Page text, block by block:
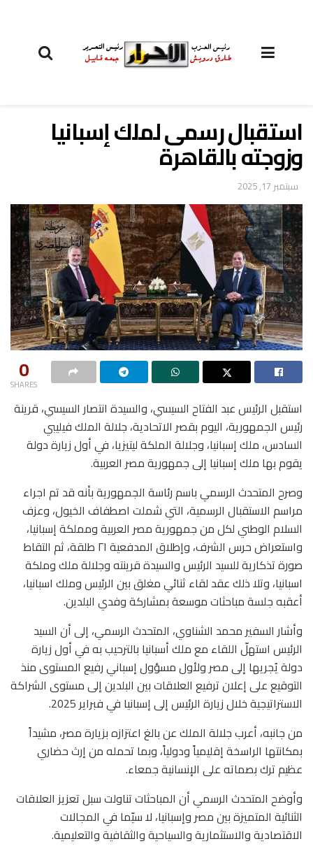
استقبال رسمى لملك إسبانيا
وزوجته بالقاهرة
سبتمبر 17, 2025
0
SHARES
استقبل الرئيس عبد الفتاح السيسي، والسيدة انتصار السيسي، قرينة
رئيس الجمهورية، اليوم بقصر الاتحادية، جلالة الملك فيليبي
السادس، ملك إسبانيا، وجلالة الملكة ليتيزيا، في أول زيارة دولة
يقوم بها ملك إسبانيا إلى جمهورية مصر العربية.
وصرح المتحدث الرسمي باسم رئاسة الجمهورية بأنه قد تم اجراء
مراسم الاستقبال الرسمية، التي شملت اصطفاف الخيول، وعزف
السلام الوطني لكل من جمهورية مصر العربية ومملكة إسبانيا،
واستعراض حرس الشرف، وإطلاق المدفعية ٢١ طلقة، ثم التقاط
صورة تذكارية للسيد الرئيس والسيدة قرينته وجلالة ملك وملكة
اسبانيا، وتلا ذلك عقد لقاء ثنائي مغلق بين الرئيس وملك اسبانيا،
أعقبه جلسة مباحثات موسعة بمشاركة وفدي البلدين.
وأشار السفير محمد الشناوي، المتحدث الرسمي، إلى أن السيد
الرئيس استهلّ اللقاء مع ملك أسبانيا بالترحيب به في أول زيارة
دولة يُجريها إلى مصر ولأول مسؤول إسباني رفيع المستوى منذ
التوقيع على إعلان ترفيع العلاقات بين البلدين إلى مستوى الشراكة
الاستراتيجية خلال زيارة الرئيس إلى إسبانيا في فبراير 2025.
من جانبه، أعرب جلالة الملك عن بالغ اعتزازه بزيارة مصر، مشيداً
بمكانتها الراسخة إقليمياً ودولياً، وبما تحمله من إرث حضاري
عظيم ترك بصماته على الإنسانية جمعاء.
وأوضح المتحدث الرسمي أن المباحثات تناولت سبل تعزيز العلاقات
الثنائية المتميزة بين مصر وإسبانيا، لا سيّما في المجالات
الاقتصادية والاستثمارية والسياحية والثقافية والتعليمية.